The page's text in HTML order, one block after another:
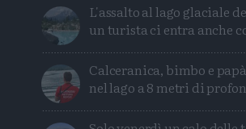
L'assalto al lago glaciale
un turista ci entra anche
Calceranica, bimbo e
nel lago a 8 metri di